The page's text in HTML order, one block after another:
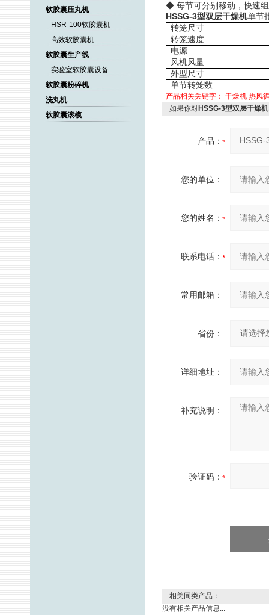
软胶囊压丸机
HSR-100软胶囊机
高效软胶囊机
软胶囊生产线
实验室软胶囊设备
软胶囊粉碎机
洗丸机
软胶囊滚模
◆ 每节可分别移动，快速
HSSG-3型双层干燥机单节
转笼尺寸
转笼速度
电源
风机风量
外型尺寸
单节转笼数
产品相关关键字： 干燥机 热风
如果你对HSSG-3型双层干燥机
产品：
您的单位：
您的姓名：
联系电话：
常用邮箱：
省份：
详细地址：
补充说明：
验证码：
相关同类产品：
没有相关产品信息...